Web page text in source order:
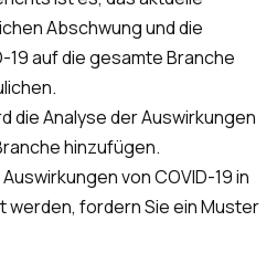
Abschwung und die
19 auf die gesamte Branche
die Analyse der Auswirkungen
hinzufügen.
von COVID-19 in
werden, fordern Sie ein Muster